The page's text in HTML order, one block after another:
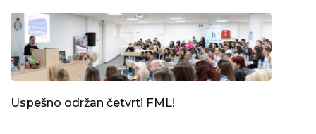
Uspešno održan četvrti FML!